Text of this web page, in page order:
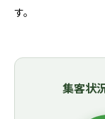
す。
集客状